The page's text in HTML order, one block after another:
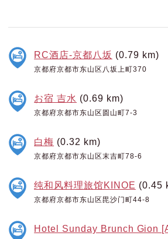
RC酒店-京都八坂 (0.79 km)
京都府京都市东山区八坂上町370
お宿 吉水 (0.69 km)
京都府京都市东山区圆山町7-3
白梅 (0.32 km)
京都府京都市东山区末吉町78-6
纯和风料理旅馆KINOE (0.45
京都府京都市东山区毘沙门町44-8
Hotel Sunday Brunch Gion